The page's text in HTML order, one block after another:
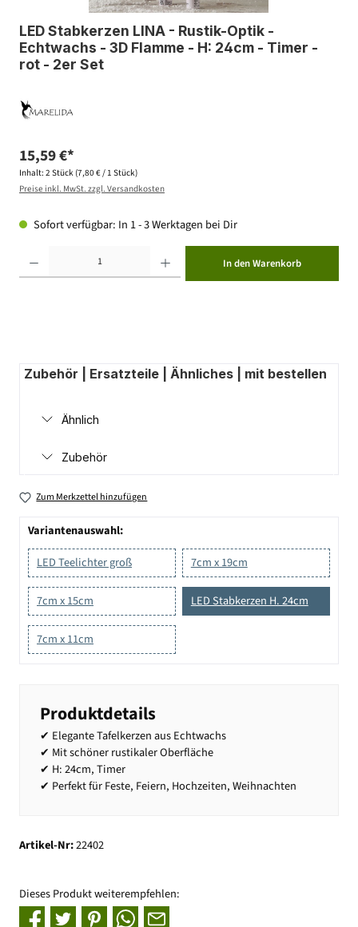
LED Stabkerzen LINA - Rustik-Optik -
Echtwachs - 3D Flamme - H: 24cm - Timer -
rot - 2er Set
15,59 €*
Inhalt: 2 Stück (7,80 € / 1 Stück)
Preise inkl. MwSt. zzgl. Versandkosten
Sofort verfügbar: In 1 - 3 Werktagen bei Dir
In den Warenkorb
Zubehör | Ersatzteile | Ähnliches | mit bestellen
Ähnlich
Zubehör
Zum Merkzettel hinzufügen
Variantenauswahl:
LED Teelichter groß
7cm x 19cm
7cm x 15cm LED Stabkerzen H. 24cm
7cm x 11cm
Produktdetails
✔ Elegante Tafelkerzen aus Echtwachs
✔ Mit schöner rustikaler Oberfläche
✔ H: 24cm, Timer
✔ Perfekt für Feste, Feiern, Hochzeiten, Weihnachten
Artikel-Nr:22402
Dieses Produkt weiterempfehlen: